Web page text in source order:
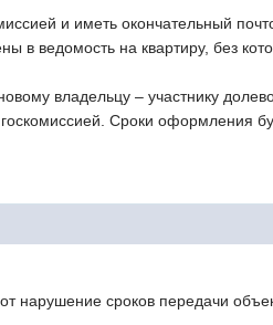
и иметь окончательный
в ведомость на квартиру, без
владельцу – участнику
Сроки оформления
нарушение сроков передачи